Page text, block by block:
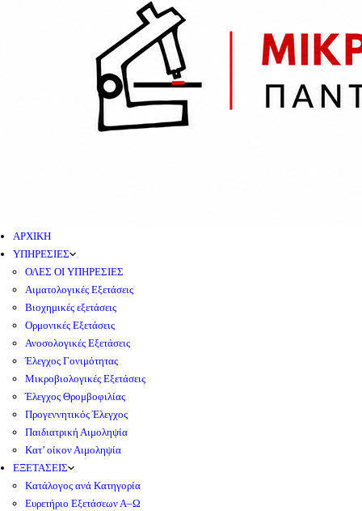
ΑΡΧΙΚΗ
ΥΠΗΡΕΣΙΕΣ
ΟΛΕΣ ΟΙ ΥΠΗΡΕΣΙΕΣ
Αιματολογικές Εξετάσεις
Βιοχημικές εξετάσεις
Ορμονικές Εξετάσεις
Ανοσολογικές Εξετάσεις
Έλεγχος Γονιμότητας
Μικροβιολογικές Εξετάσεις
Έλεγχος Θρομβοφιλίας
Προγεννητικός Έλεγχος
Παιδιατρική Αιμοληψία
Κατ’ οίκον Αιμοληψία
ΕΞΕΤΑΣΕΙΣ
Κατάλογος ανά Κατηγορία
Ευρετήριο Εξετάσεων Α–Ω